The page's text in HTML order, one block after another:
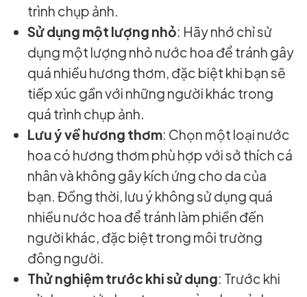
trình chụp ảnh.
Sử dụng một lượng nhỏ: Hãy nhớ chỉ sử
dụng một lượng nhỏ nước hoa để tránh gây
quá nhiều hương thơm, đặc biệt khi bạn sẽ
tiếp xúc gần với những người khác trong
quá trình chụp ảnh.
Lưu ý về hương thơm: Chọn một loại nước
hoa có hương thơm phù hợp với sở thích cá
nhân và không gây kích ứng cho da của
bạn. Đồng thời, lưu ý không sử dụng quá
nhiều nước hoa để tránh làm phiền đến
người khác, đặc biệt trong môi trường
đông người.
Thử nghiệm trước khi sử dụng: Trước khi